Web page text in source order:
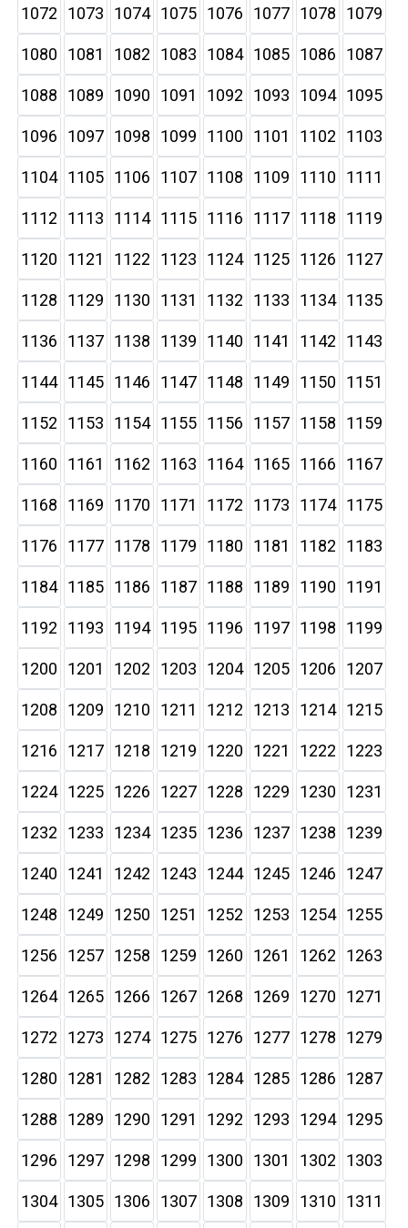
1072 1073 1074 1075 1076 1077 1078 1079
1080 1081 1082 1083 1084 1085 1086 1087
1088 1089 1090 1091 1092 1093 1094 1095
1096 1097 1098 1099 1100 1101 1102 1103
1104 1105 1106 1107 1108 1109 1110 1111
1112 1113 1114 1115 1116 1117 1118 1119
1120 1121 1122 1123 1124 1125 1126 1127
1128 1129 1130 1131 1132 1133 1134 1135
1136 1137 1138 1139 1140 1141 1142 1143
1144 1145 1146 1147 1148 1149 1150 1151
1152 1153 1154 1155 1156 1157 1158 1159
1160 1161 1162 1163 1164 1165 1166 1167
1168 1169 1170 1171 1172 1173 1174 1175
1176 1177 1178 1179 1180 1181 1182 1183
1184 1185 1186 1187 1188 1189 1190 1191
1192 1193 1194 1195 1196 1197 1198 1199
1200 1201 1202 1203 1204 1205 1206 1207
1208 1209 1210 1211 1212 1213 1214 1215
1216 1217 1218 1219 1220 1221 1222 1223
1224 1225 1226 1227 1228 1229 1230 1231
1232 1233 1234 1235 1236 1237 1238 1239
1240 1241 1242 1243 1244 1245 1246 1247
1248 1249 1250 1251 1252 1253 1254 1255
1256 1257 1258 1259 1260 1261 1262 1263
1264 1265 1266 1267 1268 1269 1270 1271
1272 1273 1274 1275 1276 1277 1278 1279
1280 1281 1282 1283 1284 1285 1286 1287
1288 1289 1290 1291 1292 1293 1294 1295
1296 1297 1298 1299 1300 1301 1302 1303
1304 1305 1306 1307 1308 1309 1310 1311